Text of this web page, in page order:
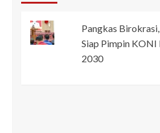
Pangkas
Siap Pimpin KONI
2030